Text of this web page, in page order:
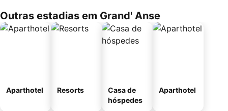
Outras estadias em Grand' Anse
Aparthotel Resorts
Casa de
hóspedes
Aparthotel